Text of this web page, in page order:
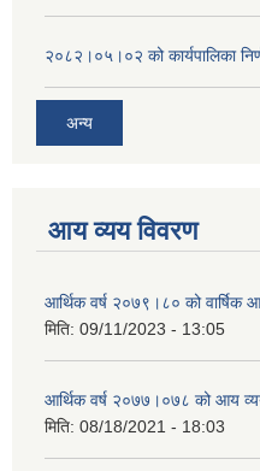
२०८२।०५।०२ को कार्यपालिका
अन्य
आय व्यय विवरण
आर्थिक वर्ष २०७९।८० को वार्षिक
मिति: 09/11/2023 - 13:05
आर्थिक वर्ष २०७७।०७८ को आय
मिति: 08/18/2021 - 18:03